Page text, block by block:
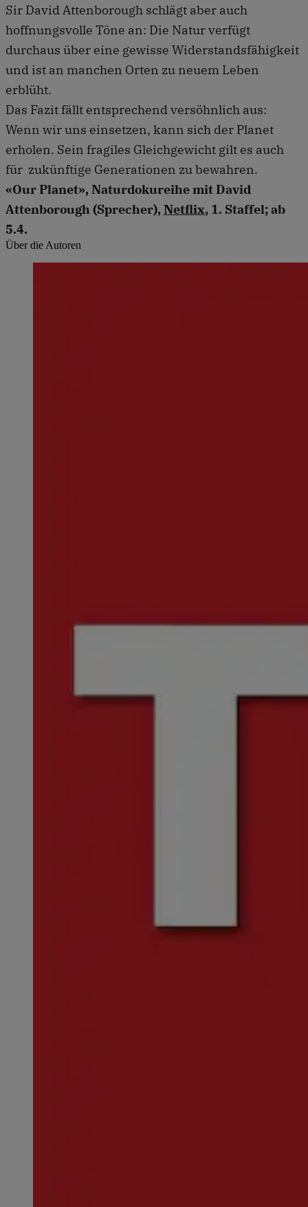
Sir David Attenborough schlägt aber auch
hoffnungsvolle Töne an: Die Natur verfügt
durchaus über eine gewisse Widerstandsfähigkeit
und ist an manchen Orten zu neuem Leben
erblüht.
Das Fazit fällt entsprechend versöhnlich aus:
Wenn wir uns einsetzen, kann sich der Planet
erholen. Sein fragiles Gleichgewicht gilt es auch
für zukünftige Generationen zu bewahren.
«Our Planet», Naturdokureihe mit David
Attenborough (Sprecher), Netflix, 1. Staffel; ab
5.4.
Über die Autoren